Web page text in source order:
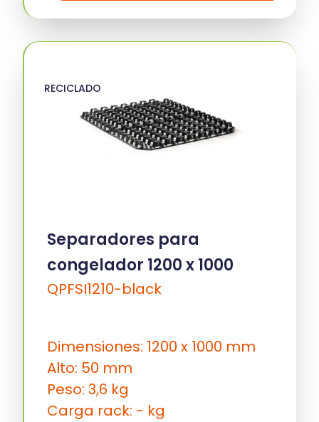
RECICLADO
Separadores para
congelador 1200 x 1000
QPFSI1210-black
Dimensiones: 1200 x 1000 mm
Alto: 50 mm
Peso: 3,6 kg
Carga rack: - kg